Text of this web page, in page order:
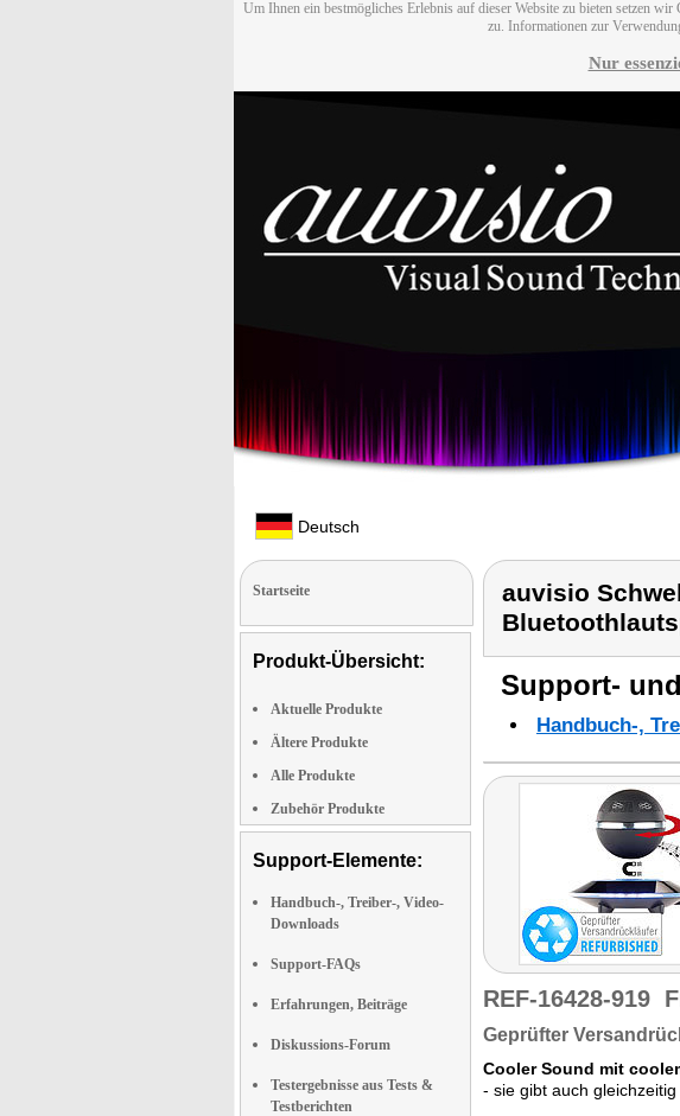
Um Ihnen ein bestmögliches Erlebnis auf dieser Website zu bieten setzen
zu. Informationen zur
Nur
Deutsch
Startseite
Produkt-Übersicht:
Aktuelle Produkte
Ältere Produkte
Alle Produkte
Zubehör Produkte
Support-Elemente:
Handbuch-, Treiber-, Video-
Downloads
Support-FAQs
Erfahrungen, Beiträge
Diskussions-Forum
Testergebnisse aus Tests &
Testberichten
auvisio
Support-
Handbuch-,
REF-16428-919
Geprüfter
Cooler Sound mit
- sie gibt auch